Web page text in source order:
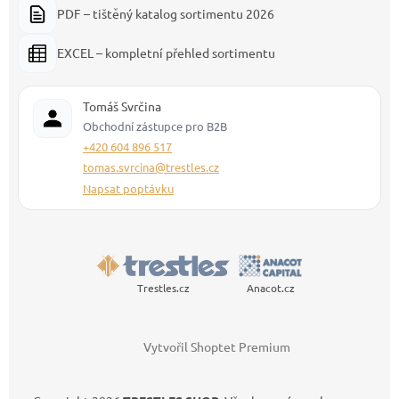
PDF – tištěný katalog sortimentu 2026
EXCEL – kompletní přehled sortimentu
Tomáš Svrčina
Obchodní zástupce pro B2B
+420 604 896 517
tomas.svrcina@trestles.cz
Napsat poptávku
Trestles.cz Anacot.cz
Vytvořil Shoptet Premium